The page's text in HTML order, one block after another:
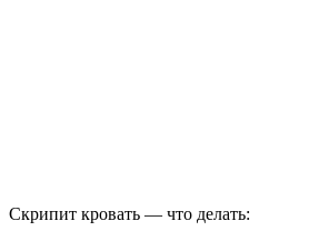
Скрипит кровать — что делать: